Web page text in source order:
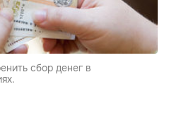
сбор денег в